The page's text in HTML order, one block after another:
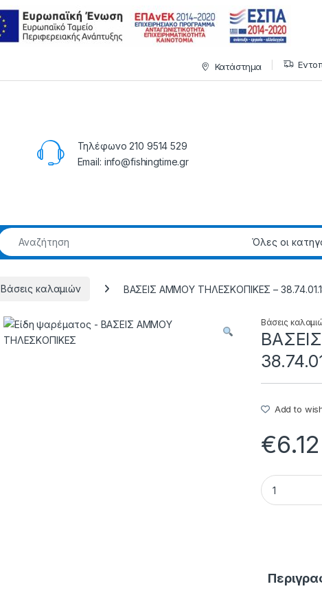
Κατάστημα
Τηλέφωνο 210 9514 529
Email: info@fishingtime.gr
Βάσεις καλαμιών BAΣEIΣ AMMOY THΛEΣKOΠIKEΣ –
Βάσεις
Add to
€6.12
BAΣEIΣ